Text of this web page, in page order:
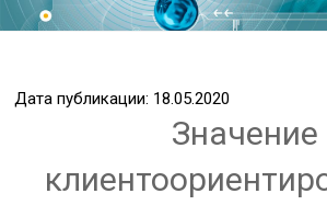
Дата публикации: 18.05.2020
Значение